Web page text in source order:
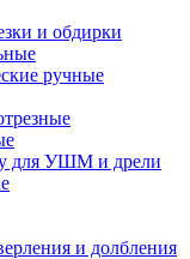
и обдирки
ручные
для УШМ и дрели
и долбления